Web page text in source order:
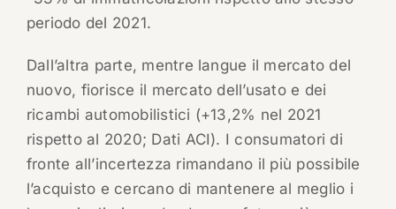
periodo del 2021.
Dall’altra parte, mentre langue il mercato del
nuovo, fiorisce il mercato dell’usato e dei
ricambi automobilistici (+13,2% nel 2021
rispetto al 2020; Dati ACI). I consumatori di
fronte all’incertezza rimandano il più possibile
l’acquisto e cercano di mantenere al meglio i